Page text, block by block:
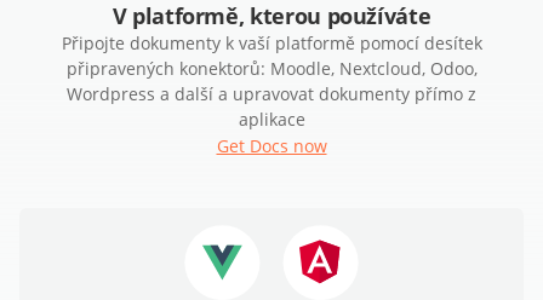
V platformě, kterou používáte
Připojte dokumenty k vaší platformě pomocí desítek
připravených konektorů: Moodle, Nextcloud, Odoo,
Wordpress a další a upravovat dokumenty přímo z
aplikace
Get Docs now